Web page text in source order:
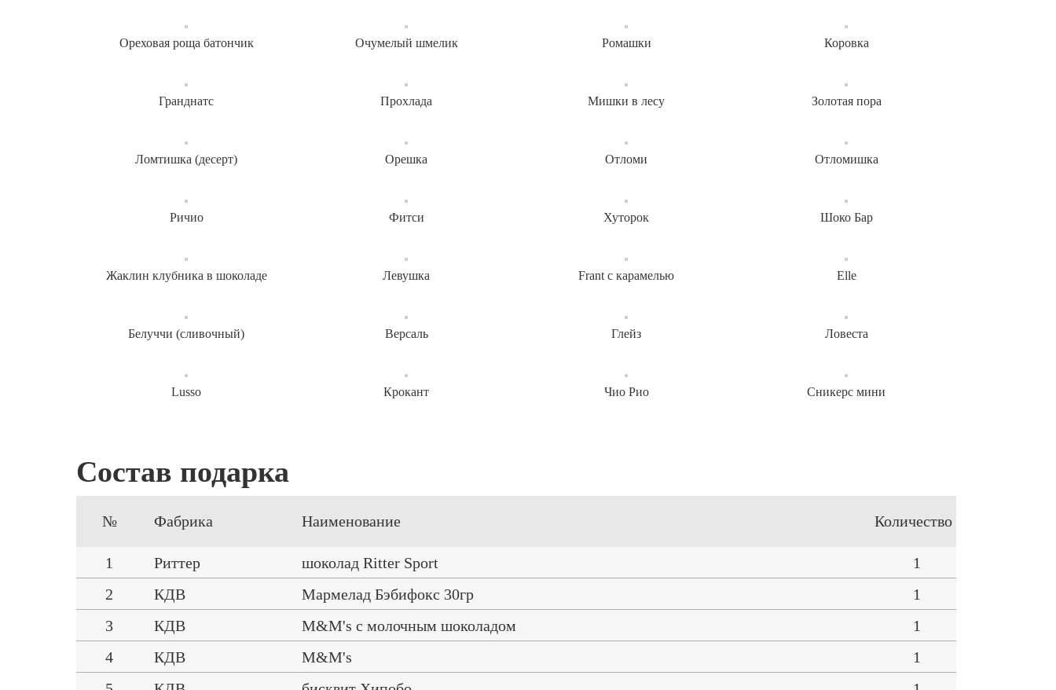
Ореховая роща батончик Очумелый шмелик Ромашки Коровка
Гранднатс Прохлада Мишки в лесу Золотая пора
Ломтишка (десерт) Орешка Отломи Отломишка
Ричио Фитси Хуторок Шоко Бар
Жаклин клубника в шоколаде Левушка Frant с карамелью Elle
Белуччи (сливочный) Версаль Глейз Ловеста
Lusso Крокант Чио Рио Сникерс мини
Состав подарка
№ Фабрика Наименование Количество
1 Риттер шоколад Ritter Sport
1
2
КДВ Мармелад Бэбифокс 30гр
1
3
КДВ M&M's с молочным шоколадом
1
4
КДВ M&M's
1